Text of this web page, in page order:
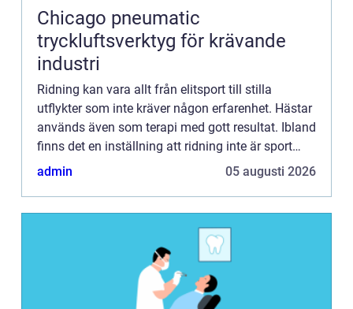
Chicago pneumatic
tryckluftsverktyg för krävande
industri
Ridning kan vara allt från elitsport till stilla
utflykter som inte kräver någon erfarenhet. Hästar
används även som terapi med gott resultat. Ibland
finns det en inställning att ridning inte är sport
utan at...
admin 05 augusti 2026